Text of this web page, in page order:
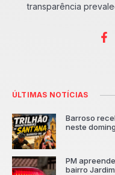
transparência
ÚLTIMAS NOTÍCIAS
Barroso
neste
PM
bairro